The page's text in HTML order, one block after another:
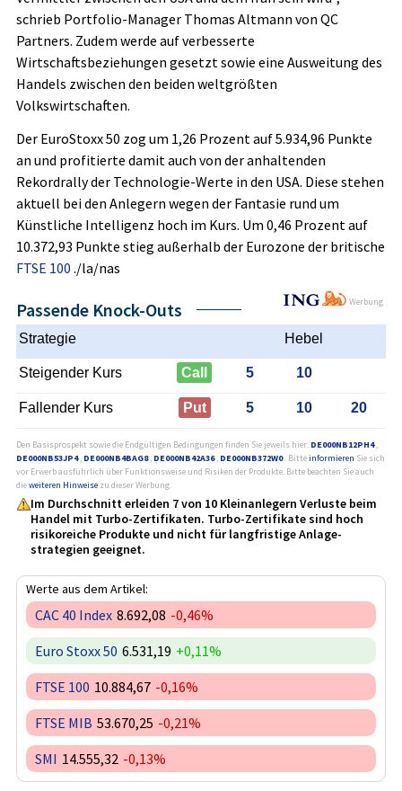
schrieb Portfolio-Manager Thomas Altmann von QC
Partners. Zudem werde auf verbesserte
Wirtschaftsbeziehungen gesetzt sowie eine Ausweitung des
Handels zwischen den beiden weltgrößten
Volkswirtschaften.
Der EuroStoxx 50 zog um 1,26 Prozent auf 5.934,96 Punkte
an und profitierte damit auch von der anhaltenden
Rekordrally der Technologie-Werte in den USA. Diese stehen
aktuell bei den Anlegern wegen der Fantasie rund um
Künstliche Intelligenz hoch im Kurs. Um 0,46 Prozent auf
10.372,93 Punkte stieg außerhalb der Eurozone der britische
FTSE 100 ./la/nas
Werbung
Passende Knock-Outs
Strategie Hebel
Steigender Kurs Call 5 10
Fallender Kurs Put 5 10 20
Den Basisprospekt sowie die Endgültigen Bedingungen finden Sie jeweils hier: DE000NB12PH4,
DE000NB53JP4, DE000NB4BAG8, DE000NB42A36, DE000NB372W0. Bitteinformieren Sie sich
vor Erwerb ausführlich über Funktionsweise und Risiken der Produkte. Bitte beachten Sie auch
dieweiteren Hinweise zu dieser Werbung.
Im Durchschnitt erleiden 7 von 10 Kleinanlegern Verluste beim
Handel mit Turbo-Zertifikaten. Turbo-Zertifikate sind hoch
risikoreiche Produkte und nicht für langfristige Anlage­
strategien geeignet.
Werte aus dem Artikel:
CAC 40 Index 8.692,08 -0,46%
Euro Stoxx 50 6.531,19 +0,11%
FTSE 100 10.884,67 -0,16%
FTSE MIB 53.670,25 -0,21%
SMI 14.555,32 -0,13%